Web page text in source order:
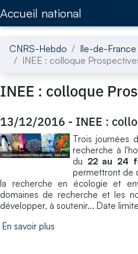
Accueil national
CNRS-Hebdo Ile-de-
INEE : colloque
INEE : colloque
13/12/2016 - INEE :
Trois journées
recherche à
du 22 au 24
permettront de
la recherche en écologie et
domaines de recherche et les
développer, à soutenir... Date
En savoir plus